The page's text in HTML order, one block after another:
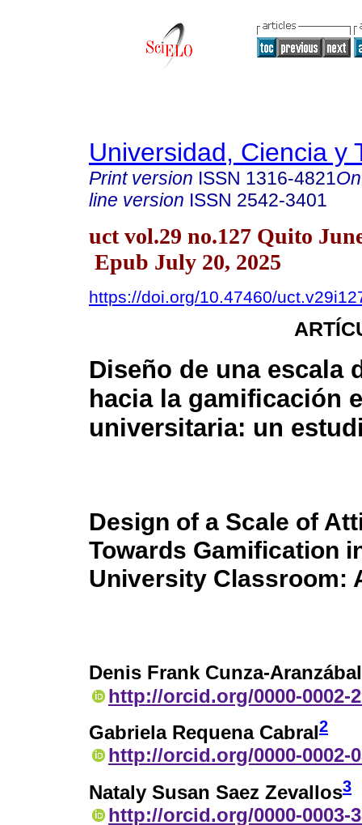
Universidad, Ciencia y
Print version ISSN 1316-4821
line version ISSN 2542-3401
uct vol.29 no.127 Quito
Epub July 20, 2025
https://doi.org/10.47460/
Diseño de una escala
hacia la gamificación
universitaria: un
Design of a Scale of
Towards Gamification
University Classroom:
Denis Frank Cunza-Aranzábal
http://orcid.org/0000-0002-
Gabriela Requena Cabral2
http://orcid.org/0000-0002-
Nataly Susan Saez Zevallos3
http://orcid.org/0000-0003-